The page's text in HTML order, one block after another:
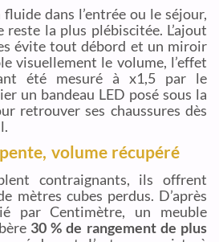
dans l’entrée ou le séjour,
reste la plus plébiscitée. L’ajout
évite tout débord et un miroir
visuellement le volume, l’effet
été mesuré à x1,5 par le
un bandeau LED posé sous la
retrouver ses chaussures dès
volume récupéré
contraignants, ils offrent
mètres cubes perdus. D’après
par Centimètre, un meuble
30 % de rangement de plus